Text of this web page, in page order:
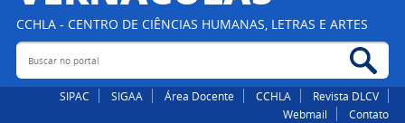
CCHLA - CENTRO DE CIÊNCIAS HUMANAS, LETRAS E ARTES
Buscar no portal
SIPAC SIGAA Área Docente CCHLA
Revista DLCV
Webmail
Contato